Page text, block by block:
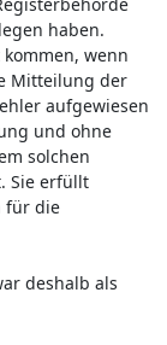
haben.
wenn
Mitteilung der
aufgewiesen
und ohne
solchen
Sie erfüllt
für die
deshalb als